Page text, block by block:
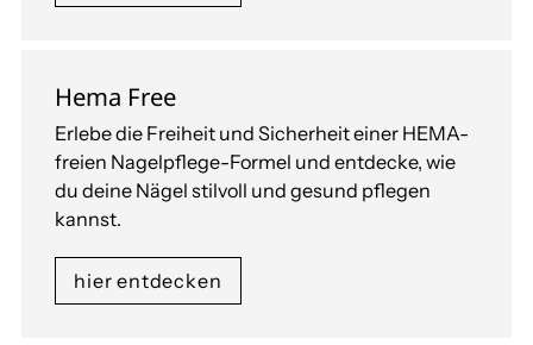
Hema Free
Erlebe die Freiheit und Sicherheit einer HEMA-
freien Nagelpflege-Formel und entdecke, wie
du deine Nägel stilvoll und gesund pflegen
kannst.
hier entdecken